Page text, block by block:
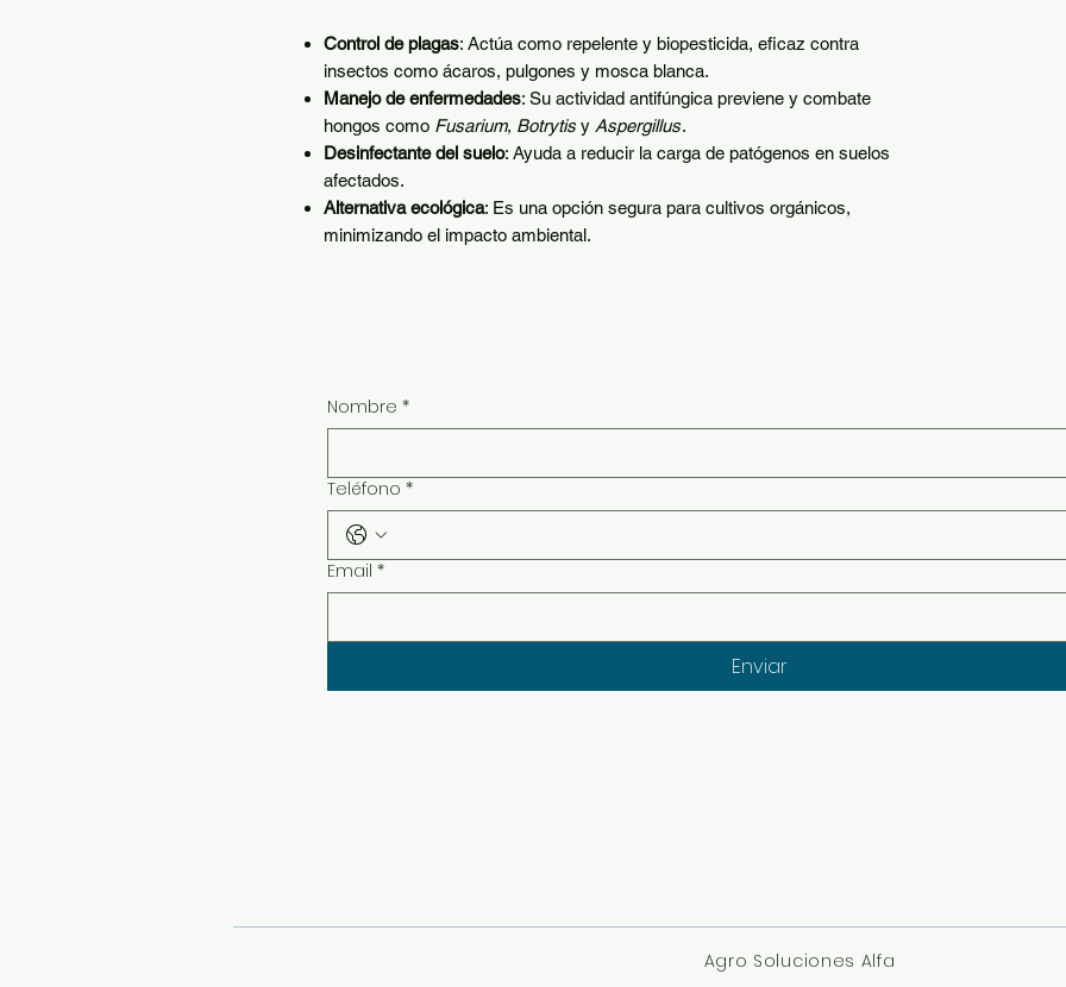
Control de plagas: Actúa como repelente y biopesticida, eficaz contra
insectos como ácaros, pulgones y mosca blanca.
Manejo de enfermedades: Su actividad antifúngica previene y combate
hongos como Fusarium, Botrytisy Aspergillus.
Desinfectante del suelo: Ayuda a reducir la carga de patógenos en suelos
afectados.
Alternativa ecológica: Es una opción segura para cultivos orgánicos,
minimizando el impacto ambiental.
Nombre *
Teléfono *
Email *
Enviar
Agro Soluciones Alfa